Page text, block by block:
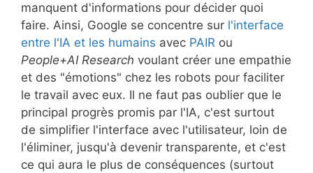
manquent d'informations pour décider quoi
faire. Ainsi, Google se concentre sur l'interface
entre l'IA et les humains avec PAIR ou
People+AI Research voulant créer une empathie
et des "émotions" chez les robots pour faciliter
le travail avec eux. Il ne faut pas oublier que le
principal progrès promis par l'IA, c'est surtout
de simplifier l'interface avec l'utilisateur, loin de
l'éliminer, jusqu'à devenir transparente, et c'est
ce qui aura le plus de conséquences (surtout